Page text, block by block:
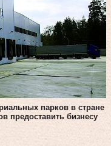
парков в стране
предоставить бизнесу